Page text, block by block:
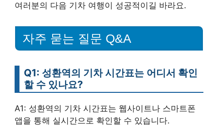
여러분의 다음 기차 여행이 성공적이길 바라요.
자주 묻는 질문 Q&A
Q1: 성환역의 기차 시간표는 어디서 확인
할 수 있나요?
A1: 성환역의 기차 시간표는 웹사이트나 스마트폰
앱을 통해 실시간으로 확인할 수 있습니다.